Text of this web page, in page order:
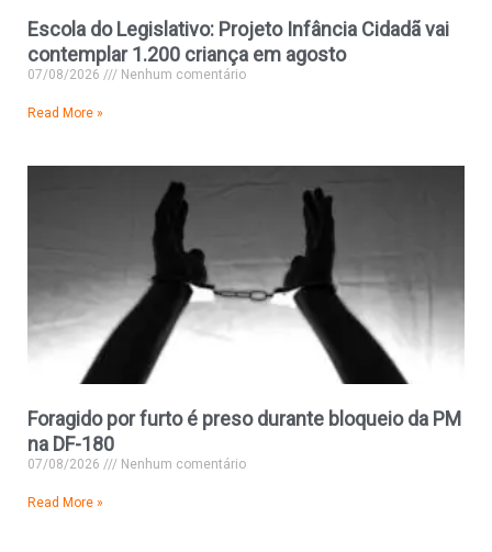
Escola do Legislativo: Projeto Infância Cidadã vai
contemplar 1.200 criança em agosto
07/08/2026 Nenhum comentário
Read More »
Foragido por furto é preso durante bloqueio da PM
na DF-180
07/08/2026 Nenhum comentário
Read More »